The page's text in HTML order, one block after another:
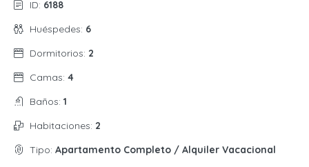
ID: 6188
Huéspedes: 6
Dormitorios: 2
Camas: 4
Baños: 1
Habitaciones: 2
Tipo: Apartamento Completo / Alquiler Vacacional